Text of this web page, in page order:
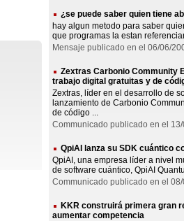
¿se puede saber quien tiene
hay algun metodo para saber
que programas la estan
Mensaje publicado en el 06/06/
Zextras Carbonio Community
trabajo digital gratuitas y de
Zextras, líder en el desarrollo de
lanzamiento de Carbonio
de código ...
Communicado publicado en el 13/
QpiAI lanza su SDK cuántico
QpiAI, una empresa líder a nivel
de software cuántico, QpiAI
Communicado publicado en el 08/
KKR construirá primera gran
aumentar competencia